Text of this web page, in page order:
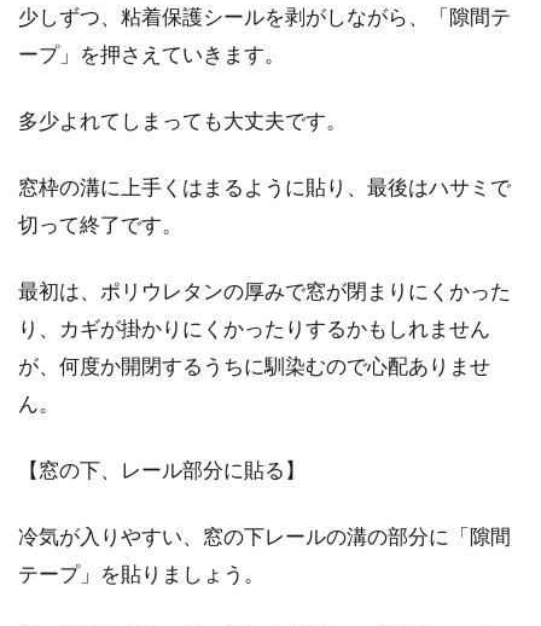
いの間取りです...
1LDKで子育てするなら！家具選びや
できるかどう...
少しずつ、粘着保護シールを剥がしながら、「隙間テ
ープ」を押さえていきます。
多少よれてしまっても大丈夫です。
窓枠の溝に上手くはまるように貼り、最後はハサミで
切って終了です。
最初は、ポリウレタンの厚みで窓が閉まりにくかった
り、カギが掛かりにくかったりするかもしれません
が、何度か開閉するうちに馴染むので心配ありませ
ん。
【窓の下、レール部分に貼る】
冷気が入りやすい、窓の下レールの溝の部分に「隙間
テープ」を貼りましょう。